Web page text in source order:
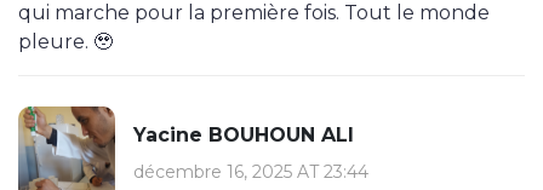
qui marche pour la première fois. Tout le monde
pleure. 🥹
Yacine BOUHOUN ALI
décembre 16, 2025 AT 23:44